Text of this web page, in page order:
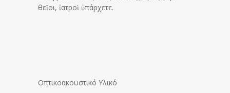
θεῖοι, ἰατροὶ ὑπάρχετε.
Οπτικοακουστικό Υλικό